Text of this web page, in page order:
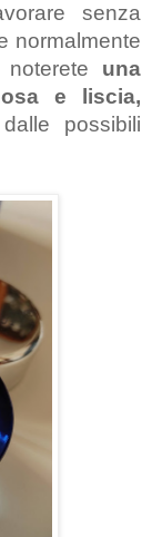
senza
normalmente
una
e liscia,
possibili